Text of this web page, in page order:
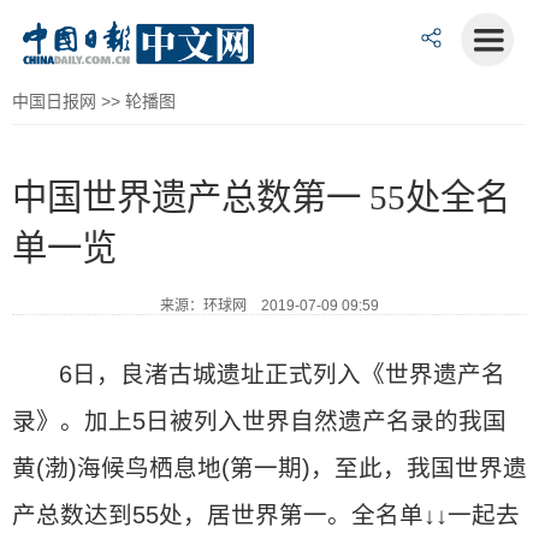
中国日报网 >> 轮播图
中国世界遗产总数第一 55处全名
单一览
来源：环球网 2019-07-09 09:59
6日，良渚古城遗址正式列入《世界遗产名
录》。加上5日被列入世界自然遗产名录的我国
黄(渤)海候鸟栖息地(第一期)，至此，我国世界遗
产总数达到55处，居世界第一。全名单↓↓一起去